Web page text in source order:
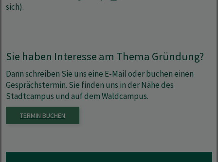
sich).
Sie haben Interesse am Thema Gründung?
Dann schreiben Sie uns eine E-Mail oder buchen einen
Gesprächstermin. Sie finden uns in der Nähe des
Stadtcampus und auf dem Waldcampus.
TERMIN BUCHEN